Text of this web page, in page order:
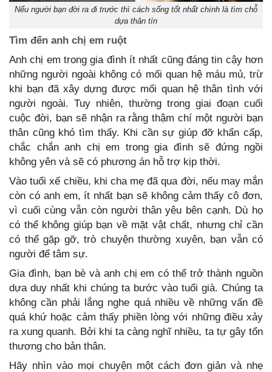
Nếu người bạn đời ra đi trước thì cách sống tốt nhất chính là tìm chỗ
dựa thân tín
Tìm đến anh chị em ruột
Anh chị em trong gia đình ít nhất cũng đáng tin cậy hơn
những người ngoài không có mối quan hệ máu mủ, trừ
khi bạn đã xây dựng được mối quan hệ thân tình với
người ngoài. Tuy nhiên, thường trong giai đoạn cuối
cuộc đời, bạn sẽ nhận ra rằng thậm chí một người bạn
thân cũng khó tìm thấy. Khi cần sự giúp đỡ khẩn cấp,
chắc chắn anh chị em trong gia đình sẽ đứng ngồi
không yên và sẽ có phương án hỗ trợ kịp thời.
Vào tuổi xế chiều, khi cha mẹ đã qua đời, nếu may mắn
còn có anh em, ít nhất bạn sẽ không cảm thấy cô đơn,
vì cuối cùng vẫn còn người thân yêu bên cạnh. Dù họ
có thể không giúp bạn về mặt vật chất, nhưng chỉ cần
có thể gặp gỡ, trò chuyện thường xuyên, bạn vẫn có
người để tâm sự.
Gia đình, bạn bè và anh chị em có thể trở thành nguồn
dựa duy nhất khi chúng ta bước vào tuổi già. Chúng ta
không cần phải lắng nghe quá nhiều về những vấn đề
quá khứ hoặc cảm thấy phiền lòng với những điều xảy
ra xung quanh. Bởi khi ta càng nghĩ nhiều, ta tự gây tổn
thương cho bản thân.
Hãy nhìn vào mọi chuyện một cách đơn giản và nhẹ